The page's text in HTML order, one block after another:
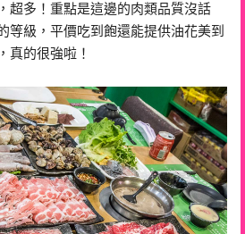
超多！重點是這邊的肉類品質沒話
等級，平價吃到飽還能提供油花美到
真的很強啦！